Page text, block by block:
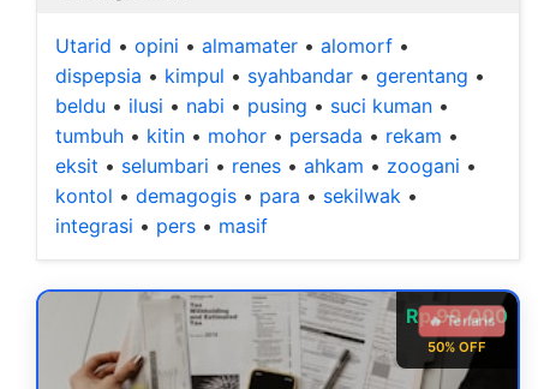
Utarid • opini • almamater • alomorf •
dispepsia • kimpul • syahbandar • gerentang •
beldu • ilusi • nabi • pusing • suci kuman •
tumbuh • kitin • mohor • persada • rekam •
eksit • selumbari • renes • ahkam • zoogani •
kontol • demagogis • para • sekilwak •
integrasi • pers • masif
Rp 99.000
50% OFF
🔥 Terlaris